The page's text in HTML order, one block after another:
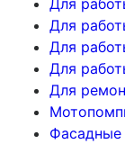
Для
Для
Для
Для
Для
Фасадные